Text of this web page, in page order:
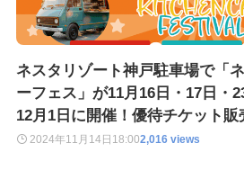
ネスタリゾート神戸駐車場で「
ーフェス」が11月16日・17日・
12月1日に開催！優待チケット販
2024年11月14日 18:002,016 views